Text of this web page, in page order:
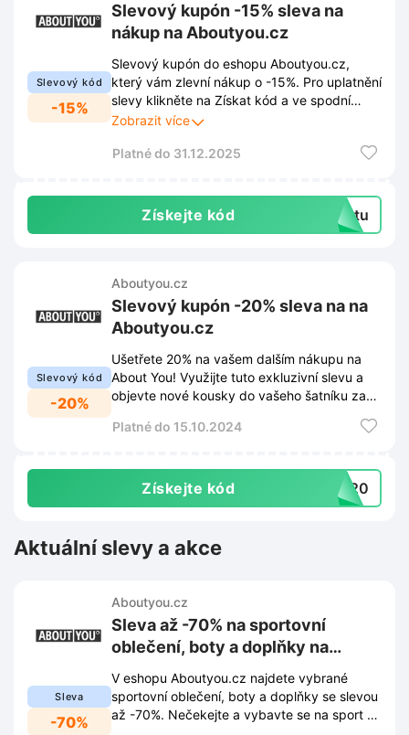
Slevový kód
-15%
Slevový kupón -15% sleva na
nákup na Aboutyou.cz
Slevový kupón do eshopu Aboutyou.cz,
který vám zlevní nákup o -15%. Pro uplatnění
slevy klikněte na Získat kód a ve spodní
části stránky se přihlaste odběru jejich
nejnovějších trendech, nových produktech a
Zobrazit více
Platné do 31.12.2025
Získejte kód extu
Slevový kód
-20%
Aboutyou.cz
Slevový kupón -20% sleva na na
Aboutyou.cz
Ušetřete 20% na vašem dalším nákupu na
About You! Využijte tuto exkluzivní slevu a
objevte nové kousky do vašeho šatníku za
Platné do 15.10.2024
Získejte kód CH20
Aktuální slevy a akce
Sleva
-70%
Aboutyou.cz
Sleva až -70% na sportovní
oblečení, boty a doplňky na
Aboutyou.cz
V eshopu Aboutyou.cz najdete vybrané
sportovní oblečení, boty a doplňky se slevou
až -70%. Nečekejte a vybavte se na sport za